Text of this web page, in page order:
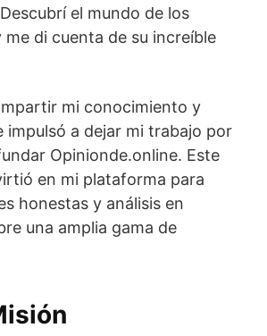
el mundo de los
di cuenta de su increíble
mi conocimiento y
impulsó a dejar mi trabajo por
Opinionde.online. Este
en mi plataforma para
honestas y análisis en
una amplia gama de